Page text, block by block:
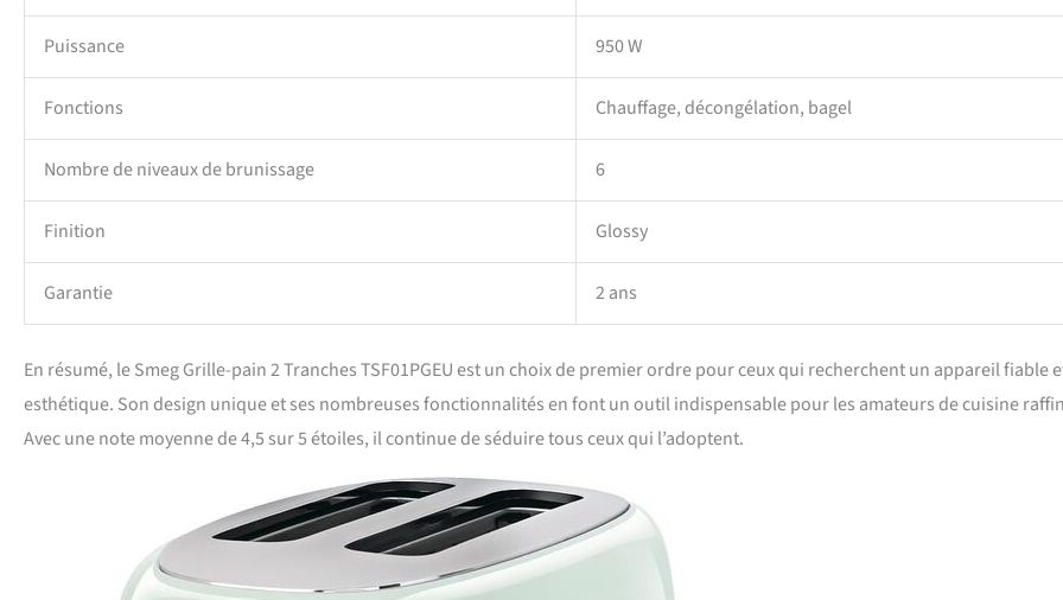
Puissance 950 W
Fonctions Chauffage, décongélation, bagel
Nombre de niveaux de brunissage 6
Finition Glossy
Garantie 2 ans
En résumé, le Smeg Grille-pain 2 Tranches TSF01PGEU est un choix de premier ordre pour ceux qui recherchent un appareil fiable
esthétique. Son design unique et ses nombreuses fonctionnalités en font un outil indispensable pour les amateurs de cuisine
Avec une note moyenne de 4,5 sur 5 étoiles, il continue de séduire tous ceux qui l’adoptent.